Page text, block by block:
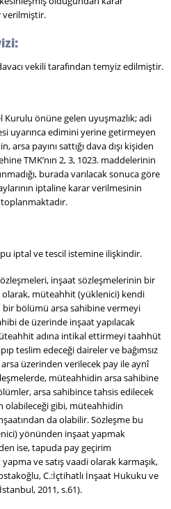
verilmiştir.
vekili tarafından temyiz edilmiştir.
önüne gelen uyuşmazlık; adi
uyarınca edimini yerine getirmeyen
payını sattığı dava dışı kişiden
TMK’nın 2, 3, 1023. maddelerinin
burada varılacak sonuca göre
iptaline karar verilmesinin
iptal ve tescil istemine ilişkindir.
inşaat sözleşmelerinin bir
müteahhit (yüklenici) kendi
bir bölümü arsa sahibine vermeyi
de üzerinde inşaat yapılacak
adına intikal ettirmeyi taahhüt
teslim edeceği daireler ve bağımsız
arsa üzerinden verilecek pay ile aynî
müteahhidin arsa sahibine
arsa sahibince tahsis edilecek
olabileceği gibi, müteahhidin
da olabilir. Sözleşme bu
yönünden inşaat yapmak
ise, tapuda pay geçirim
ve satış vaadi olarak karmaşık,
C.:İçtihatlı İnşaat Hukuku ve
2011, s.61).